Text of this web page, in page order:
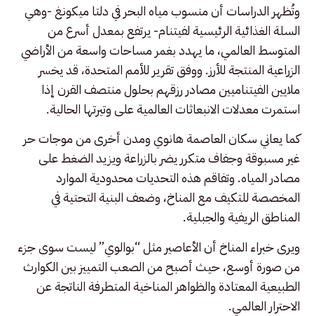
وتُظهر الدراسات أن منسوب مياه البحر في دلتا ميكونغ -وهي
السلة الغذائية الرئيسية لفيتنام- يرتفع بمعدل أسرع من
المتوسط العالمي، ما يهدد بغمر مساحات واسعة من الأراضي
الزراعية المنتجة للأرز. ووفق تقرير للأمم المتحدة، قد يخسر
ملايين الفيتناميين مصادر رزقهم بحلول منتصف القرن إذا
استمرت معدلات الانبعاثات العالمية على وتيرتها الحالية.
كما يعاني سكان العاصمة هانوي ومدن أخرى من موجات حر
غير مسبوقة وجفاف متكرر يضر بالزراعة ويزيد الضغط على
مصادر المياه. وتفاقم هذه التحديات محدودية الموارد
المخصصة للتكيف مع المناخ، وضعف البنية التحتية في
المناطق الريفية والجبلية.
ويرى خبراء المناخ أن الأعاصير مثل “بوالوي” ليست سوى جزء
من صورة أوسع، حيث أصبح من الصعب التمييز بين الكوارث
الطبيعية المعتادة والظواهر المناخية المتطرفة الناتجة عن
الاحترار العالمي.